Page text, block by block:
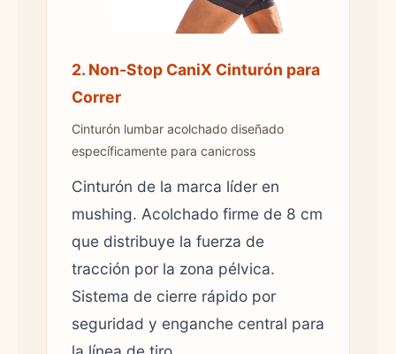
2. Non-Stop CaniX Cinturón para
Correr
Cinturón lumbar acolchado diseñado
específicamente para canicross
Cinturón de la marca líder en
mushing. Acolchado firme de 8 cm
que distribuye la fuerza de
tracción por la zona pélvica.
Sistema de cierre rápido por
seguridad y enganche central para